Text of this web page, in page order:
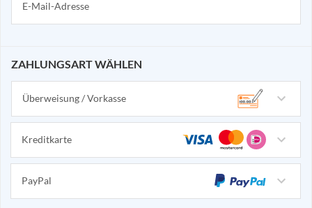
ZAHLUNGSART WÄHLEN
Überweisung / Vorkasse
Kreditkarte
PayPal